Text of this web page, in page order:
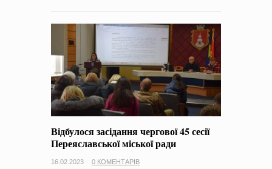
Відбулося засідання чергової 45 сесії
Переяславської міської ради
16.02.2023 0 КОМЕНТАРІВ